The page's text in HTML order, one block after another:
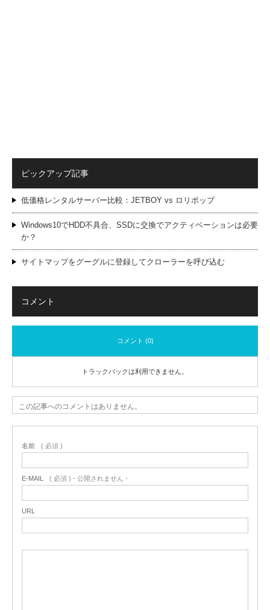
ピックアップ記事
低価格レンタルサーバー比較：JETBOY vs ロリポップ
Windows10でHDD不具合、SSDに交換でアクティベーションは必要
か？
サイトマップをグーグルに登録してクローラーを呼び込む
コメント
コメント (0)
トラックバックは利用できません。
この記事へのコメントはありません。
名前 ( 必須 )
E-MAIL ( 必須 ) - 公開されません -
URL